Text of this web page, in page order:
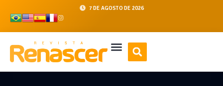
7 DE AGOSTO DE 2026